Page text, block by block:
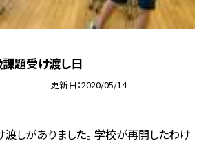
題受け渡し日
更新日 2020/05/14
しがありました。 学校が再開したわけ